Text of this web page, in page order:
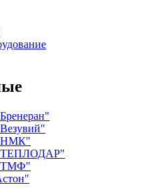
"НМК"
"ТЕПЛОДАР"
"ТМФ"